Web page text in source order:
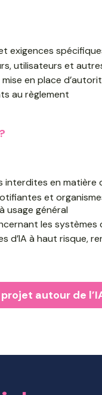
exigences
utilisateurs et
en place
au règlement
en matière
et
usage général
les systèmes
d’IA à haut risque,
autour de